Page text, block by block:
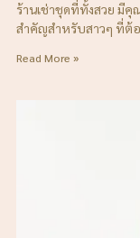
ร้านเช่าชุดที่ทั้งสวย มีคุ
สำคัญสำหรับสาวๆ ที่ต้อ
Read More »